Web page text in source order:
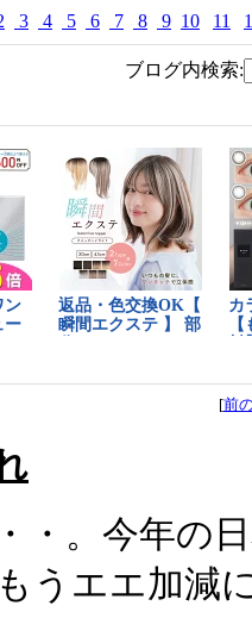
3 4 5 6 7 8 9 10 11
ブログ内検索:
[前
・。今年の
うエエ加減